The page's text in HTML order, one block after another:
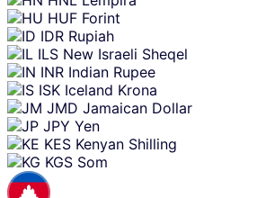
HUF Forint
IDR Rupiah
ILS New Israeli Sheqel
INR Indian Rupee
ISK Iceland Krona
JMD Jamaican Dollar
JPY Yen
KES Kenyan Shilling
KGS Som